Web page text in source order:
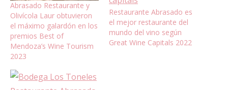
Abrasado Restaurante y
Olivícola Laur obtuvieron
el máximo galardón en los
premios Best of
Mendoza’s Wine Tourism
2023
Restaurante Abrasado es
el mejor restaurante del
mundo del vino según
Great Wine Capitals 2022